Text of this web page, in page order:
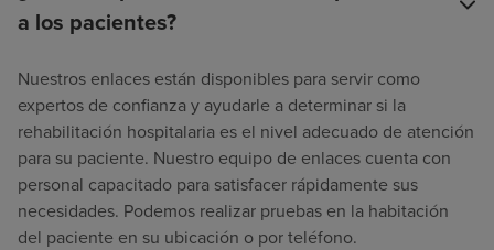
a los pacientes?
Nuestros enlaces están disponibles para servir como
expertos de confianza y ayudarle a determinar si la
rehabilitación hospitalaria es el nivel adecuado de atención
para su paciente. Nuestro equipo de enlaces cuenta con
personal capacitado para satisfacer rápidamente sus
necesidades. Podemos realizar pruebas en la habitación
del paciente en su ubicación o por teléfono.